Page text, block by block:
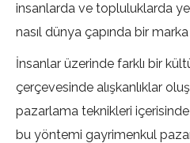
insanlarda ve topluluklarda
nasıl dünya çapında bir
İnsanlar üzerinde farklı bir
çerçevesinde alışkanlıklar
pazarlama teknikleri içerisinde
bu yöntemi gayrimenkul